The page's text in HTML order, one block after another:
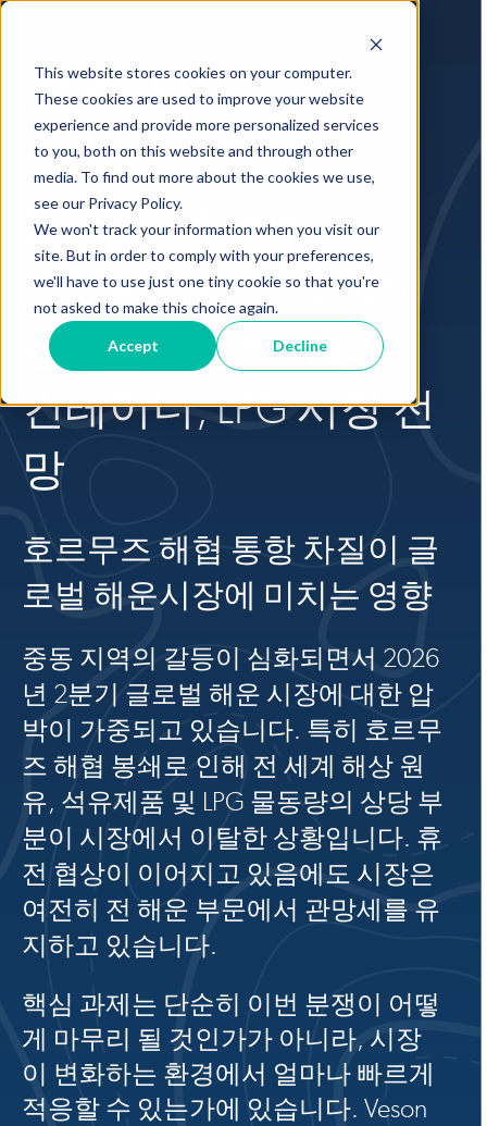
This website stores cookies on your computer.
These cookies are used to improve your website
experience and provide more personalized services
to you, both on this website and through other
media. To find out more about the cookies we use,
see our Privacy Policy.
We won't track your information when you visit our
site. But in order to comply with your preferences,
we'll have to use just one tiny cookie so that you're
not asked to make this choice again.
Accept Decline
Executive Summary
해운시장전망 : 2026
년 2분기 탱커, 벌커,
컨테이너, LPG 시장 전
망
호르무즈 해협 통항 차질이 글
로벌 해운시장에 미치는 영향
중동 지역의 갈등이 심화되면서 2026
년 2분기 글로벌 해운 시장에 대한 압
박이 가중되고 있습니다. 특히 호르무
즈 해협 봉쇄로 인해 전 세계 해상 원
유, 석유제품 및 LPG 물동량의 상당 부
분이 시장에서 이탈한 상황입니다. 휴
전 협상이 이어지고 있음에도 시장은
여전히 전 해운 부문에서 관망세를 유
지하고 있습니다.
핵심 과제는 단순히 이번 분쟁이 어떻
게 마무리 될 것인가가 아니라, 시장
이 변화하는 환경에서 얼마나 빠르게
적응할 수 있는가에 있습니다. Veson